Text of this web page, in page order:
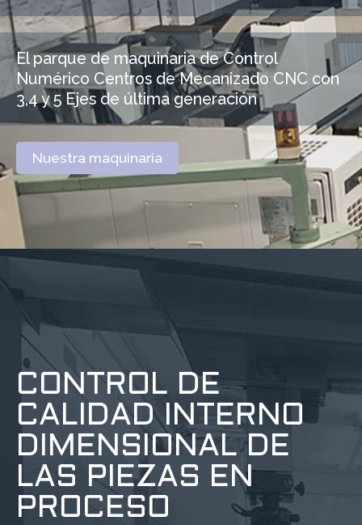
El parque de maquinaria de Control
Numérico Centros de Mecanizado CNC con
3,4 y 5 Ejes de última generación
Nuestra maquinaria
CONTROL DE
CALIDAD INTERNO
DIMENSIONAL DE
LAS PIEZAS EN
PROCESO